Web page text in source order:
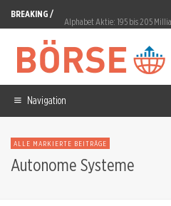
BREAKING /
Oracle Aktie: UBS senkt Kursziel
SpaceX Aktie: 60 Milliarden
Nokia Aktie: 2,8 Milliarden Euro
Navigation
ALLE MARKIERTE BEITRÄGE
Autonome Systeme